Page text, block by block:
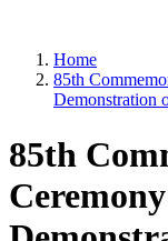
Home
85th
Demonstration
85th